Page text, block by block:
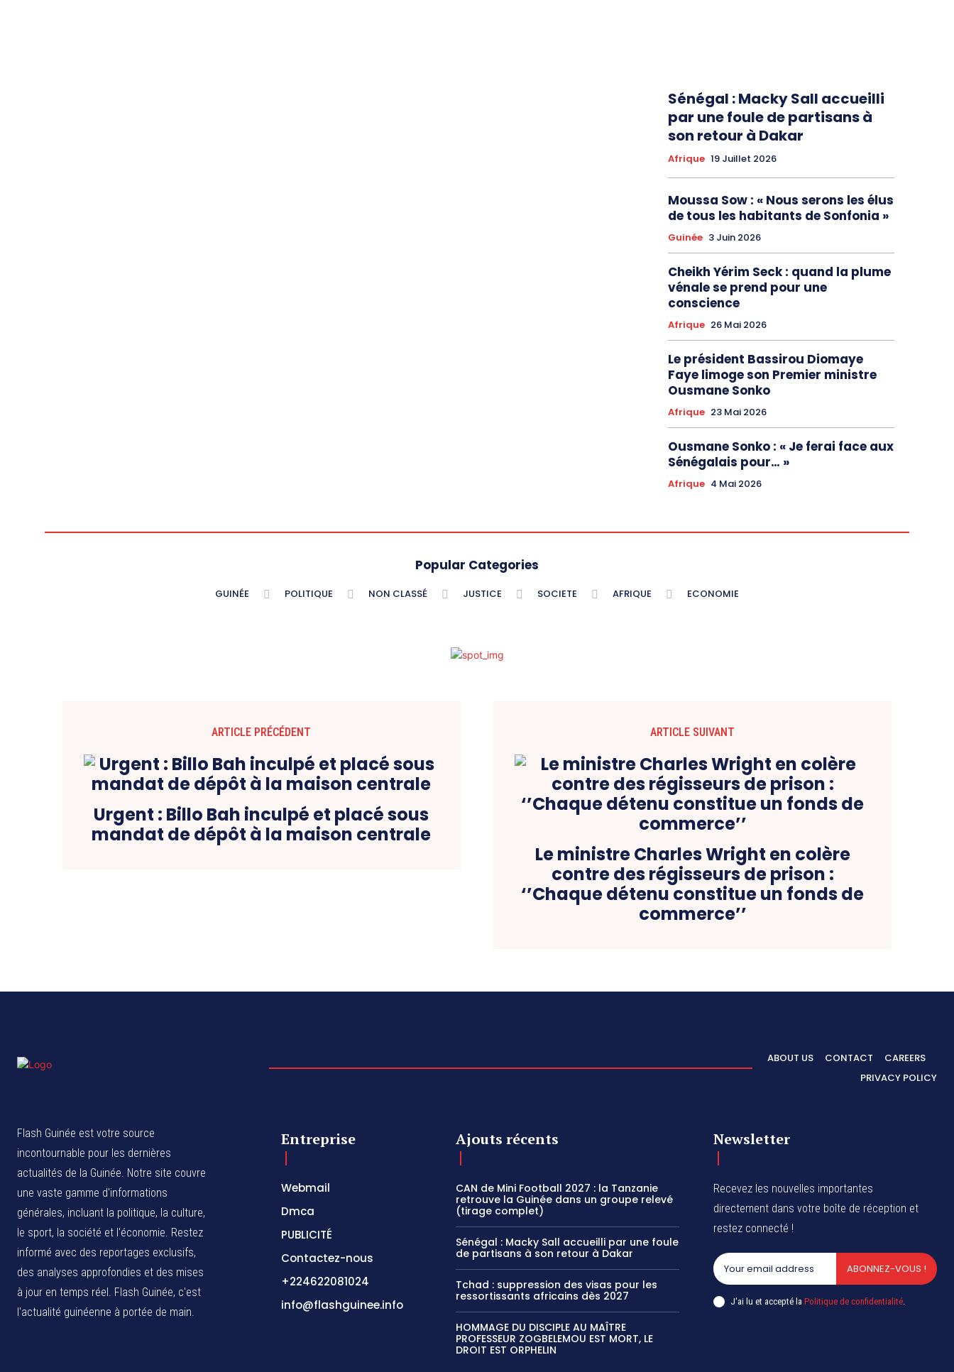
Sénégal : Macky Sall accueilli
par une foule de partisans à
son retour à Dakar
Afrique 19 Juillet 2026
Moussa Sow : « Nous serons les élus
de tous les habitants de Sonfonia »
Guinée 3 Juin 2026
Cheikh Yérim Seck : quand la plume
vénale se prend pour une
conscience
Afrique 26 Mai 2026
Le président Bassirou Diomaye
Faye limoge son Premier ministre
Ousmane Sonko
Afrique 23 Mai 2026
Ousmane Sonko : « Je ferai face aux
Sénégalais pour… »
Afrique 4 Mai 2026
Popular Categories
GUINÉE POLITIQUE NON CLASSÉ JUSTICE SOCIETE AFRIQUE ECONOMIE
ARTICLE PRÉCÉDENT
Urgent : Billo Bah inculpé et placé sous
mandat de dépôt à la maison centrale
ARTICLE SUIVANT
Le ministre Charles Wright en colère
contre des régisseurs de prison :
‘’Chaque détenu constitue un fonds de
commerce’’
ABOUT US CONTACT
CAREERS
PRIVACY POLICY
Flash Guinée est votre source
incontournable pour les dernières
actualités de la Guinée. Notre site couvre
une vaste gamme d'informations
générales, incluant la politique, la culture,
le sport, la société et l'économie. Restez
informé avec des reportages exclusifs,
des analyses approfondies et des mises
à jour en temps réel. Flash Guinée, c'est
l'actualité guinéenne à portée de main.
Entreprise
Webmail
Dmca
PUBLICITÉ
Contactez-nous
+224622081024
info@flashguinee.info
Ajouts récents
CAN de Mini Football 2027 : la Tanzanie
retrouve la Guinée dans un groupe relevé
(tirage complet)
Sénégal : Macky Sall accueilli par une foule
de partisans à son retour à Dakar
Tchad : suppression des visas pour les
ressortissants africains dès 2027
HOMMAGE DU DISCIPLE AU MAÎTRE
PROFESSEUR ZOGBELEMOU EST MORT, LE
DROIT EST ORPHELIN
Newsletter
Recevez les nouvelles importantes
directement dans votre boîte de réception et
restez connecté !
ABONNEZ-VOUS !
J'ai lu et accepté laPolitique de confidentialité